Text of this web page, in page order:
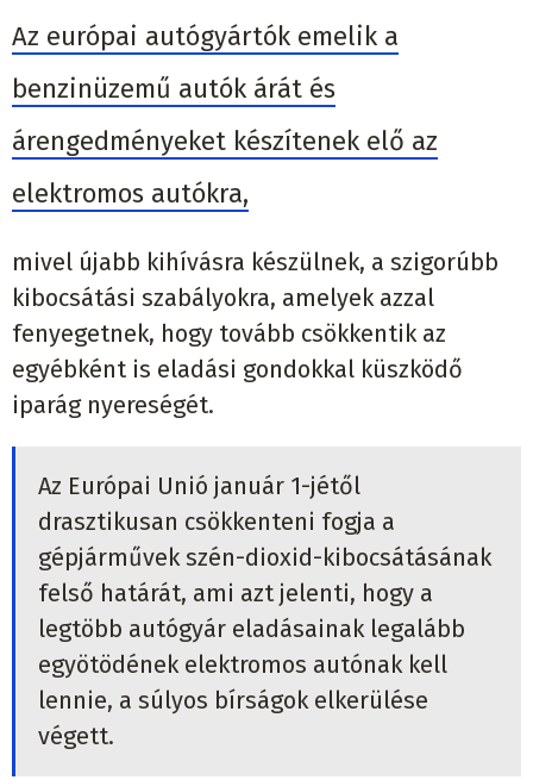
Az európai autógyártók emelik a
benzinüzemű autók árát és
árengedményeket készítenek elő az
elektromos autókra,
mivel újabb kihívásra készülnek, a szigorúbb
kibocsátási szabályokra, amelyek azzal
fenyegetnek, hogy tovább csökkentik az
egyébként is eladási gondokkal küszködő
iparág nyereségét.
Az Európai Unió január 1-jétől
drasztikusan csökkenteni fogja a
gépjárművek szén-dioxid-kibocsátásának
felső határát, ami azt jelenti, hogy a
legtöbb autógyár eladásainak legalább
egyötödének elektromos autónak kell
lennie, a súlyos bírságok elkerülése
végett.